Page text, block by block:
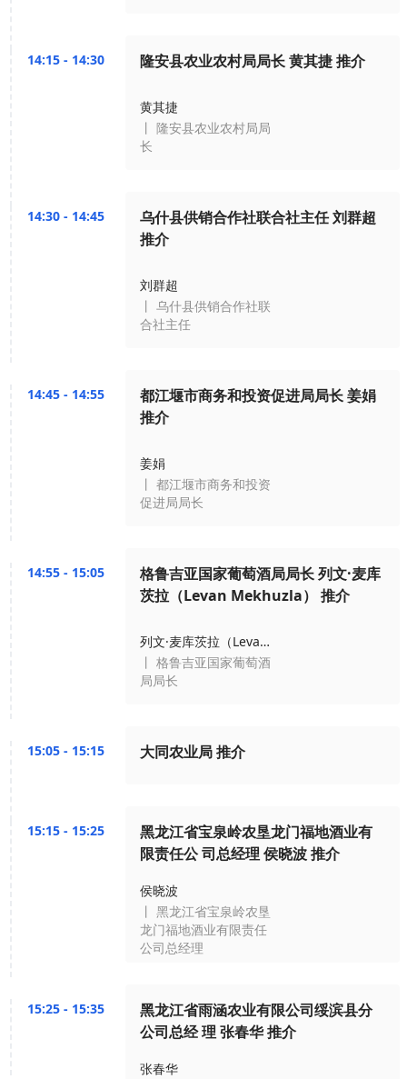
14:15 - 14:30 隆安县农业农村局局长 黄其捷 推介
黄其捷
丨 隆安县农业农村局局
长
14:30 - 14:45
乌什县供销合作社联合社主任 刘群超
推介
刘群超
丨 乌什县供销合作社联
合社主任
14:45 - 14:55
都江堰市商务和投资促进局局长 姜娟
推介
姜娟
丨 都江堰市商务和投资
促进局局长
14:55 - 15:05
格鲁吉亚国家葡萄酒局局长 列文·麦库
茨拉（Levan Mekhuzla） 推介
列文·麦库茨拉（Levan Mekhuzla）
丨 格鲁吉亚国家葡萄酒
局局长
15:05 - 15:15 大同农业局 推介
15:15 - 15:25
黑龙江省宝泉岭农垦龙门福地酒业有
限责任公 司总经理 侯晓波 推介
侯晓波
丨 黑龙江省宝泉岭农垦
龙门福地酒业有限责任
公司总经理
15:25 - 15:35
黑龙江省雨涵农业有限公司绥滨县分
公司总经 理 张春华 推介
张春华